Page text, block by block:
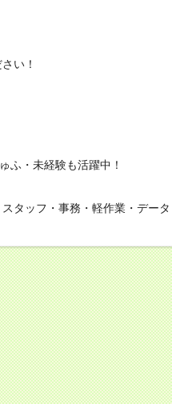
い！
ふ・未経験も活躍中！
タッフ・事務・軽作業・データ